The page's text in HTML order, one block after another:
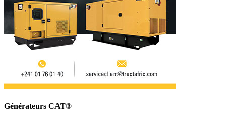
Générateurs CAT®